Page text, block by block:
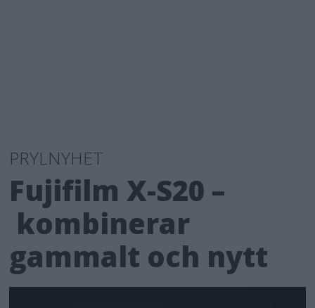
PRYLNYHET
Fujifilm X-S20 –
kombinerar
gammalt och nytt